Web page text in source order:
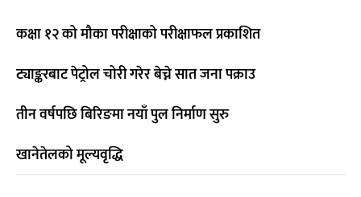
कक्षा १२ को मौका परीक्षाको परीक्षाफल प्रकाशित
ट्याङ्करबाट पेट्रोल चोरी गरेर बेच्ने सात जना पक्राउ
तीन वर्षपछि बिरिङमा नयाँ पुल निर्माण सुरु
खानेतेलको मूल्यवृद्धि